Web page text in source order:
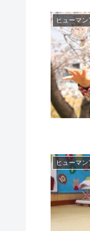
ヒューマ
ヒューマ